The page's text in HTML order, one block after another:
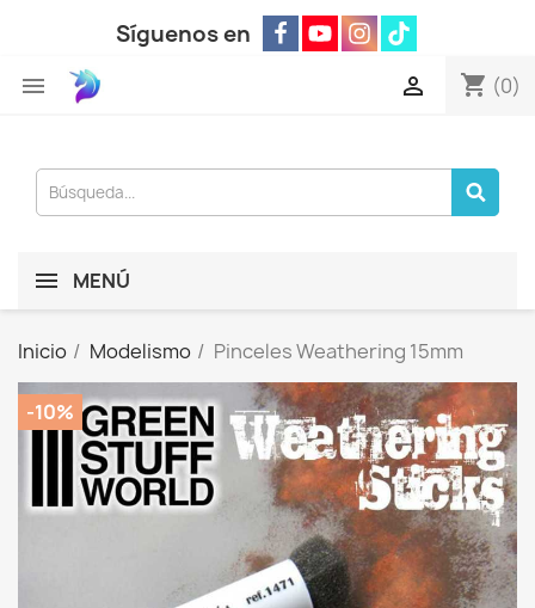
Síguenos en
 shopping_cart (0)

MENÚ
Inicio Modelismo Pinceles Weathering 15mm
-10%